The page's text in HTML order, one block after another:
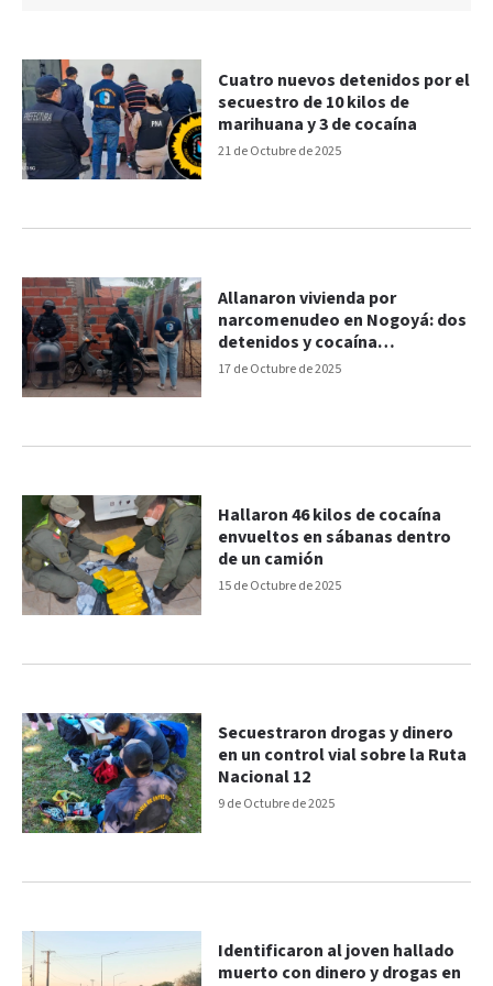
21 de Octubre de 2025
Cuatro nuevos detenidos por el
secuestro de 10 kilos de
marihuana y 3 de cocaína
17 de Octubre de 2025
Allanaron vivienda por
narcomenudeo en Nogoyá: dos
detenidos y cocaína
secuestrada
15 de Octubre de 2025
Hallaron 46 kilos de cocaína
envueltos en sábanas dentro
de un camión
9 de Octubre de 2025
Secuestraron drogas y dinero
en un control vial sobre la Ruta
Nacional 12
Identificaron al joven hallado
muerto con dinero y drogas en